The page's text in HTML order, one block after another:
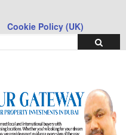
Cookie Policy (UK)